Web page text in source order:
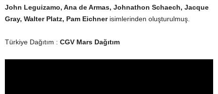
John Leguizamo, Ana de Armas, Johnathon Schaech, Jacque
Gray, Walter Platz, Pam Eichnerisimlerinden oluşturulmuş.
Türkiye Dağıtım : CGV Mars Dağıtım